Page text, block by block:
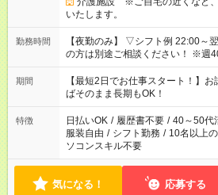
いたします。
勤務時間
【夜勤のみ】 ▽シフト例 22:00～翌07:00(休憩60分) ★日勤希望
の方は別途ご相談ください！ ※週
ワークはNG
期間
【最短2日でお仕事スタート！】
ばそのまま長期もOK！
特徴 日払いOK / 履歴書不要 / 40～50代
服装自由 / シフト勤務 / 10名以上
ソコンスキル不要
気になる！ 応募する